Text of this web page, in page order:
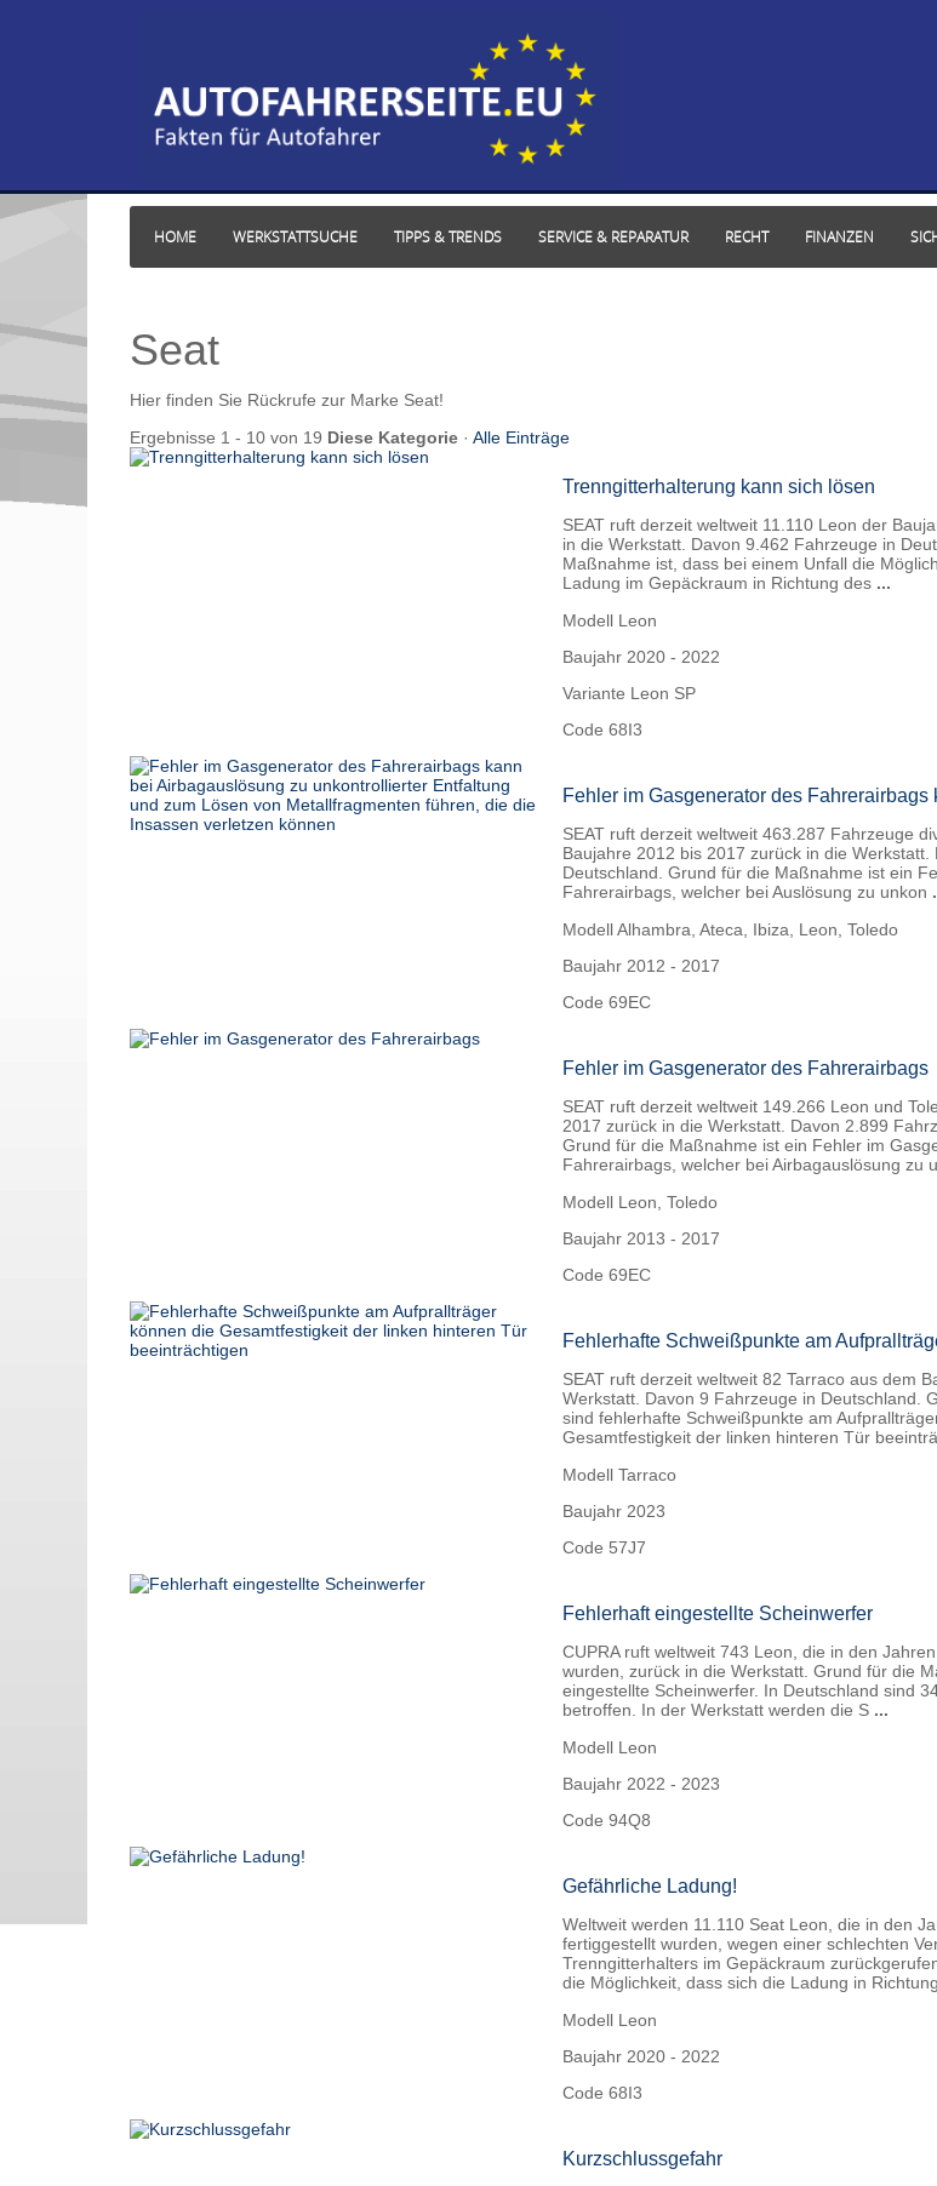
HOME WERKSTATTSUCHE TIPPS & TRENDS SERVICE & REPARATUR RECHT FINANZEN
Seat
Hier finden Sie Rückrufe zur Marke Seat!
Ergebnisse 1 - 10 von 19 Diese Kategorie · Alle Einträge
Trenngitterhalterung kann sich lösen
SEAT ruft derzeit weltweit 11.110 Leon der
in die Werkstatt. Davon 9.462 Fahrzeuge in
Maßnahme ist, dass bei einem Unfall die
Ladung im Gepäckraum in Richtung des ...
Modell Leon
Baujahr2020 - 2022
Variante Leon SP
Code68I3
Fehler im Gasgenerator des Fahrerairbags
SEAT ruft derzeit weltweit 463.287 Fahrzeuge
Baujahre 2012 bis 2017 zurück in die
Deutschland. Grund für die Maßnahme ist ein
Fahrerairbags, welcher bei Auslösung zu unkon
ModellAlhambra, Ateca, Ibiza, Leon, Toledo
Baujahr2012 - 2017
Code69EC
Fehler im Gasgenerator des Fahrerairbags
SEAT ruft derzeit weltweit 149.266 Leon und
2017 zurück in die Werkstatt. Davon 2.899
Grund für die Maßnahme ist ein Fehler im
Fahrerairbags, welcher bei Airbagauslösung zu
Modell Leon, Toledo
Baujahr2013 - 2017
Code69EC
Fehlerhafte Schweißpunkte am
SEAT ruft derzeit weltweit 82 Tarraco aus dem
Werkstatt. Davon 9 Fahrzeuge in Deutschland.
sind fehlerhafte Schweißpunkte am
Gesamtfestigkeit der linken hinteren Tür
ModellTarraco
Baujahr2023
Code 57J7
Fehlerhaft eingestellte Scheinwerfer
CUPRA ruft weltweit 743 Leon, die in den
wurden, zurück in die Werkstatt. Grund für die
eingestellte Scheinwerfer. In Deutschland sind
betroffen. In der Werkstatt werden die S ...
Modell Leon
Baujahr2022 - 2023
Code94Q8
Gefährliche Ladung!
Weltweit werden 11.110 Seat Leon, die in den
fertiggestellt wurden, wegen einer schlechten
Trenngitterhalters im Gepäckraum
die Möglichkeit, dass sich die Ladung in
Modell Leon
Baujahr2020 - 2022
Code68I3
Kurzschlussgefahr